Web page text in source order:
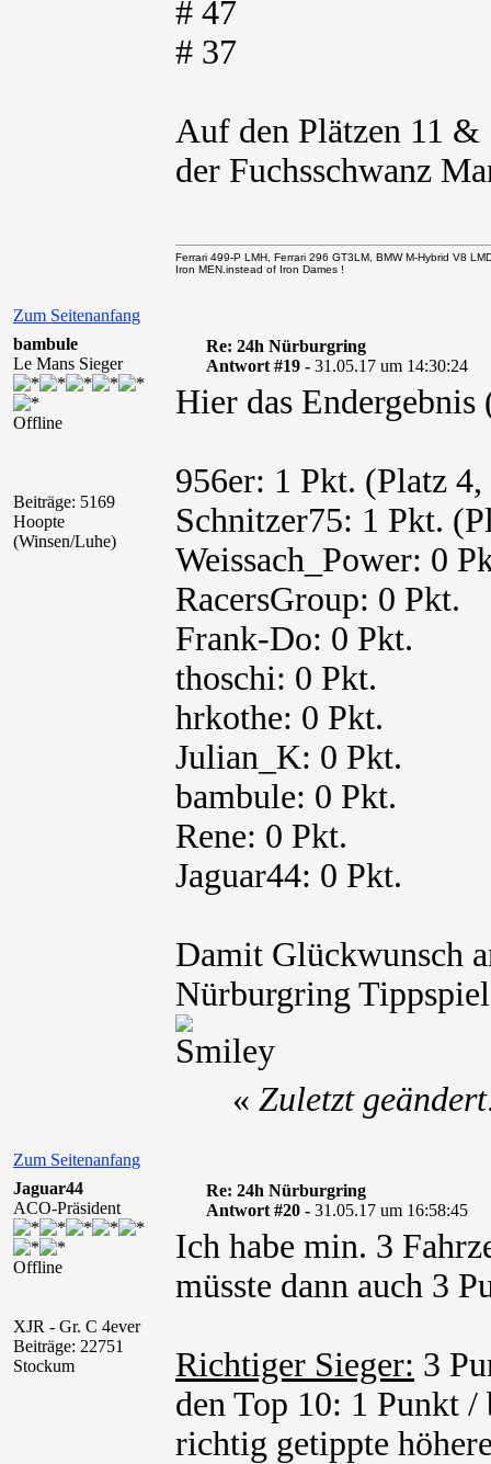
# 47
# 37
Auf den Plätzen 11
der Fuchsschwanz
Zum Seitenanfang
Ferrari 499-P LMH, Ferrari 296 GT3LM, BMW M-Hybrid V8
Iron MEN.instead of Iron Dames !
bambule
Le Mans Sieger
Offline
Beiträge: 5169
Hoopte
(Winsen/Luhe)
Re: 24h Nürburgring
Antwort #19 - 31.05.17 um 14:30:24
Hier das
956er: 1 Pkt. (Platz
Schnitzer75: 1 Pkt.
Weissach_Power: 0
RacersGroup: 0 Pkt.
Frank-Do: 0 Pkt.
thoschi: 0 Pkt.
hrkothe: 0 Pkt.
Julian_K: 0 Pkt.
bambule: 0 Pkt.
Rene: 0 Pkt.
Jaguar44: 0 Pkt.
Damit Glückwunsch
Nürburgring
Zum Seitenanfang
« Zuletzt
Jaguar44
ACO-Präsident
Offline
XJR - Gr. C 4ever
Beiträge: 22751
Stockum
Re: 24h Nürburgring
Antwort #20 - 31.05.17 um 16:58:45
Ich habe min. 3
müsste dann auch 3
Richtiger Sieger: 3
den Top 10: 1 Punkt
richtig getippte